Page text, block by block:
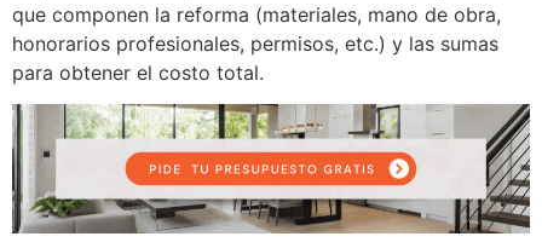
que componen la reforma (materiales, mano de obra,
honorarios profesionales, permisos, etc.) y las sumas
para obtener el costo total.